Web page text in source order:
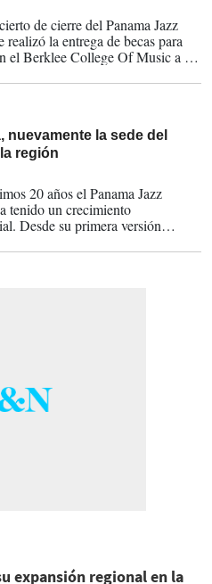
de cierre del Panama Jazz
realizó la entrega de becas para
el Berklee College Of Music a un
nuevamente la sede del
región
20 años el Panama Jazz
tenido un crecimiento
Desde su primera versión
personas, hasta su edición
expansión regional en la